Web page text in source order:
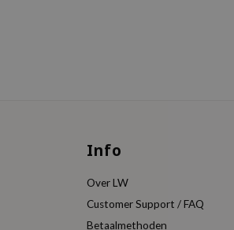
Info
Over LW
Customer Support / FAQ
Betaalmethoden